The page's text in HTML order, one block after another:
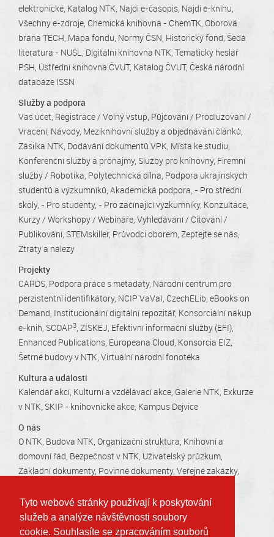
Tyto webové stránky používají k poskytování
služeb a analýze návštěvnosti soubory
cookie. Souhlasíte se zpracováním souborů
elektronické Katalog NTK Najdi e-časopis Najdi e-knihu
Všechny e-zdroje Chemická knihovna - ChemTK Oborová
brána TECH Mapa fondu Normy ČSN Historický fond Šedá
literatura - NUŠL Digitální knihovna NTK Tematický heslář
PSH Ústřední knihovna ČVUT Katalog ČVUT Česká národní
databáze ISSN
Služby a podpora
Váš účet Registrace / Volný vstup Půjčování / Prodlužování /
Vracení Návody Meziknihovní služby a objednávání článků
Zásilka NTK Dodávání dokumentů VPK Místa ke studiu
Konferenční služby a pronájmy Služby pro knihovny Firemní
služby / Robotika Polytechnická dílna Podpora ukrajinských
studentů a výzkumníků Akademická podpora - Pro střední
školy - Pro studenty - Pro začínající výzkumníky Konzultace
Kurzy / Workshopy / Webináře Vyhledávání / Citování /
Publikování STEMskiller Průvodci oborem Zeptejte se nás
Ztráty a nálezy
Projekty
CARDS Podpora práce s metadaty Národní centrum pro
perzistentní identifikátory NCIP VaVaI CzechELib eBooks on
Demand Institucionální digitální repozitář Konsorciální nákup
e-knih SCOAP3 ZÍSKEJ Efektivní informační služby (EFI)
Enhanced Publications Europeana Cloud Konsorcia EIZ
Šetrné budovy v NTK Virtuální národní fonotéka
Kultura a události
Kalendář akcí Kulturní a vzdělávací akce Galerie NTK Exkurze
v NTK SKIP - knihovnické akce Kampus Dejvice
O nás
O NTK Budova NTK Organizační struktura Knihovní a
domovní řád Bezpečnost v NTK Uživatelský průzkum
Základní dokumenty Povinné dokumenty Veřejné zakázky
Technická 2710/6, 160 80 Praha 6 - Dejvice